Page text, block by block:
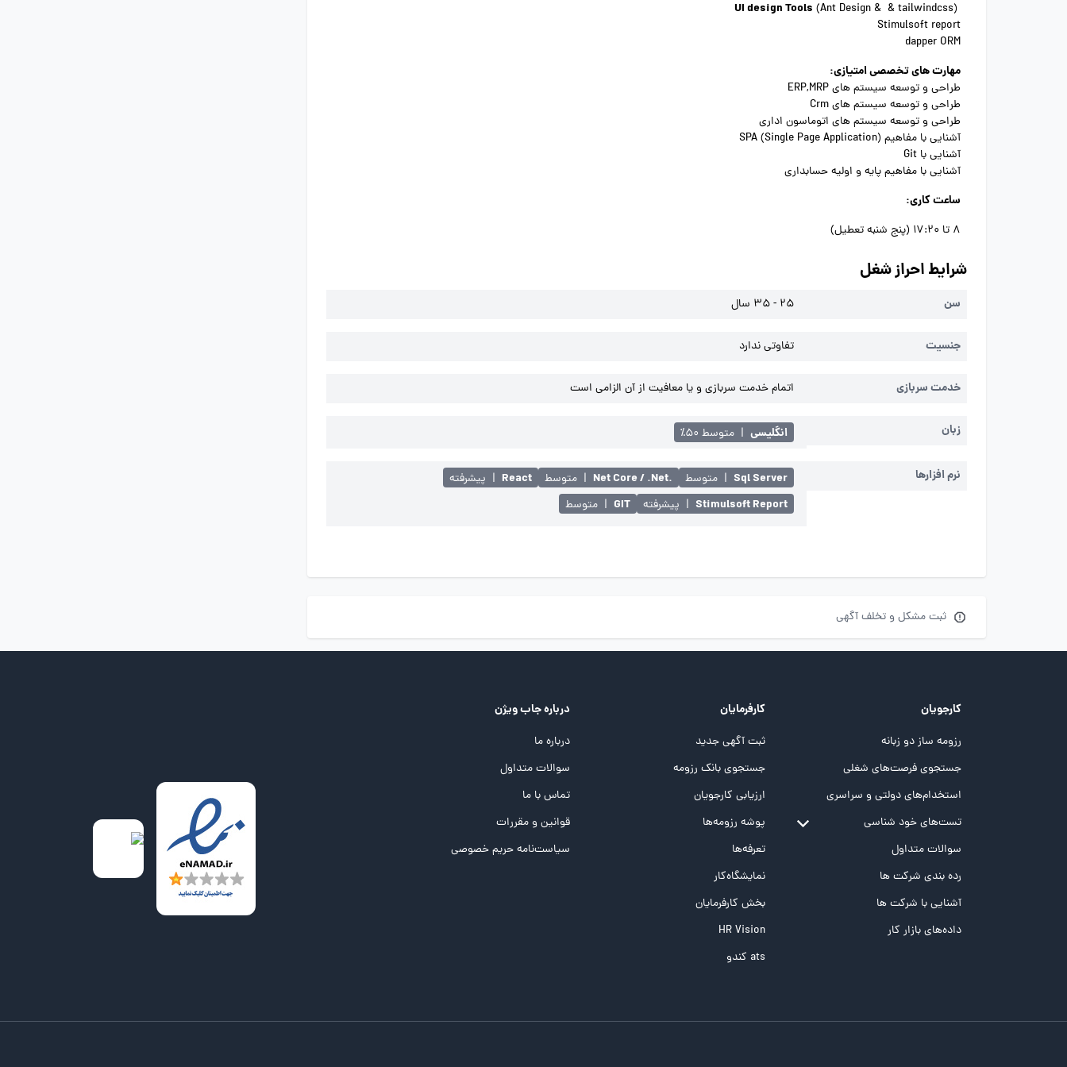
UI design Tools (Ant Design & & tailwindcss)
Stimulsoft report
dapper ORM
مهارت های تخصصی امتیازی:
طراحی و توسعه سیستم های ERP,MRP
طراحی و توسعه سیستم های Crm
طراحی و توسعه سیستم های اتوماسون اداری
آشنایی با مفاهیم SPA (Single Page Application)
آشنایی با Git
آشنایی با مفاهیم پایه و اولیه حسابداری
ساعت کاری:
8 تا 17:20 (پنج شنبه تعطیل)
شرایط احراز شغل
سن 25 - 35 سال
جنسیت تفاوتی ندارد
خدمت سربازی اتمام خدمت سربازی و یا معافیت از آن الزامی است
زبان انگلیسی | متوسط ۵۰٪
نرم افزارها Sql Server
| متوسط .Net Core / .Net
| متوسط React
| پیشرفته
Stimulsoft Report
| پیشرفته GIT
| متوسط
ثبت مشکل و تخلف آگهی
کارجویان
رزومه ساز دو زبانه
جستجوی فرصت‌های شغلی
استخدام‌های دولتی و سراسری
تست‌های خود شناسی
تست MBTI
تست تیپ سنجی شغلی Holland
تست NEO
تست هوش های چندگانه
سوالات متداول
رده بندی شرکت ها
آشنایی با شرکت ها
داده‌های بازار کار
کارفرمایان
ثبت آگهی جدید
جستجوی بانک رزومه
ارزیابی کارجویان
پوشه‌‌ رزومه‌ها
تعرفه‌ها
نمایشگاه‌کار
بخش کارفرمایان
HR Vision
ats کندو
درباره جاب ویژن
درباره ما
سوالات متداول
تماس با ما
قوانین و مقررات
سیاست‌نامه حریم خصوصی